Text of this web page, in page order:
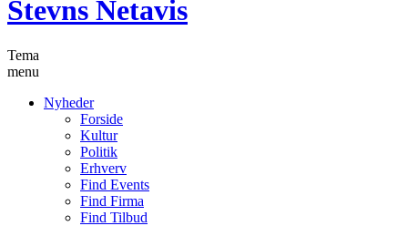
Stevns Netavis
Tema
menu
Nyheder
Forside
Kultur
Politik
Erhverv
Find Events
Find Firma
Find Tilbud